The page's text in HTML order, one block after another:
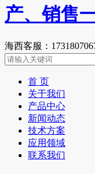
海西客服：
首 页
关于我们
产品中心
新闻动态
技术方案
应用领域
联系我们